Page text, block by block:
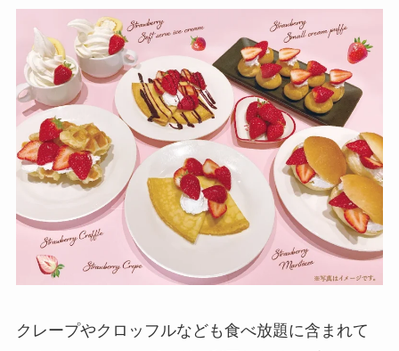
クレープやクロッフルなども食べ放題に含まれて